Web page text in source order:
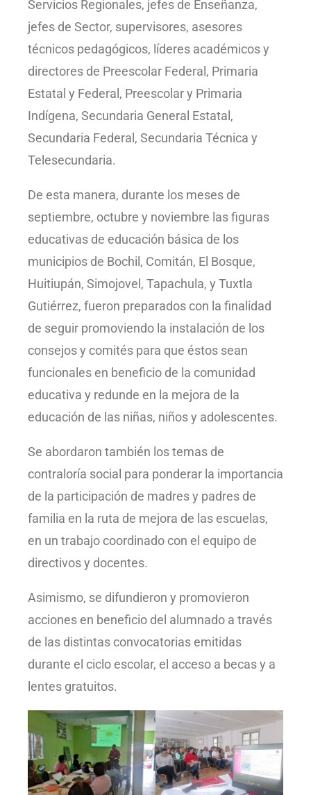
Servicios Regionales, jefes de Enseñanza,
jefes de Sector, supervisores, asesores
técnicos pedagógicos, líderes académicos y
directores de Preescolar Federal, Primaria
Estatal y Federal, Preescolar y Primaria
Indígena, Secundaria General Estatal,
Secundaria Federal, Secundaria Técnica y
Telesecundaria.
De esta manera, durante los meses de
septiembre, octubre y noviembre las figuras
educativas de educación básica de los
municipios de Bochil, Comitán, El Bosque,
Huitiupán, Simojovel, Tapachula, y Tuxtla
Gutiérrez, fueron preparados con la finalidad
de seguir promoviendo la instalación de los
consejos y comités para que éstos sean
funcionales en beneficio de la comunidad
educativa y redunde en la mejora de la
educación de las niñas, niños y adolescentes.
Se abordaron también los temas de
contraloría social para ponderar la importancia
de la participación de madres y padres de
familia en la ruta de mejora de las escuelas,
en un trabajo coordinado con el equipo de
directivos y docentes.
Asimismo, se difundieron y promovieron
acciones en beneficio del alumnado a través
de las distintas convocatorias emitidas
durante el ciclo escolar, el acceso a becas y a
lentes gratuitos.